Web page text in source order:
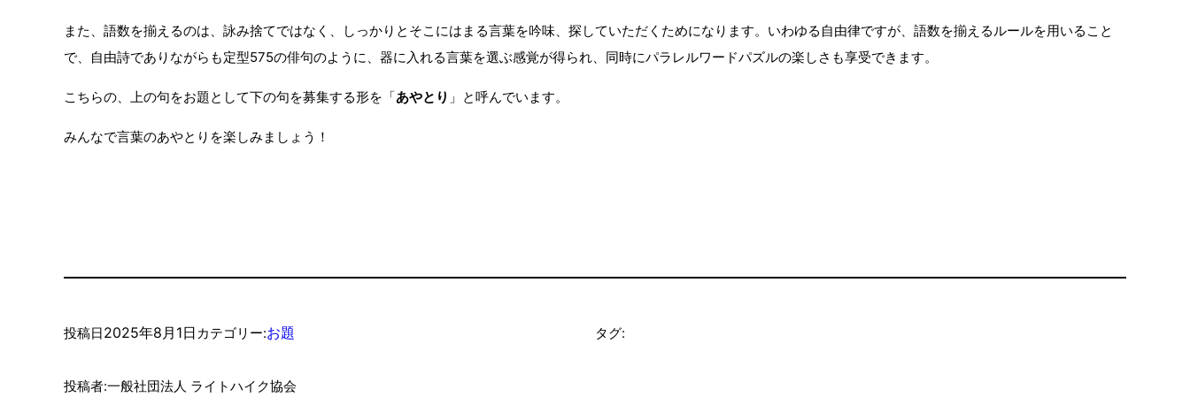
また、語数を揃えるのは、詠み捨てではなく、しっかりとそこにはまる言葉を吟味、探していただくためになります。いわゆる自由律ですが、語数を揃えるルールを用いること
で、自由詩でありながらも定型575の俳句のように、器に入れる言葉を選ぶ感覚が得られ、同時にパラレルワードパズルの楽しさも享受できます。
こちらの、上の句をお題として下の句を募集する形を「あやとり 」と呼んでいます。
みんなで言葉のあやとりを楽しみましょう！
投稿日2025年8月1日 カテゴリー:お題
投稿者:一般社団法人 ライトハイク協会
タグ: